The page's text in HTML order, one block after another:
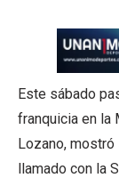
Este sábado
franquicia en la
Lozano,
llamado con la